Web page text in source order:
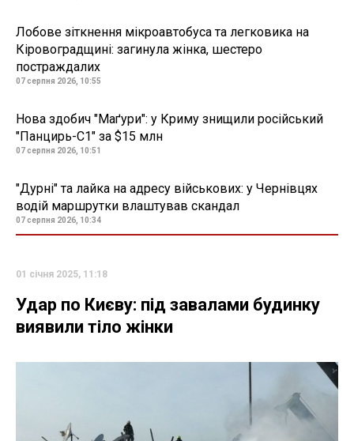
Лобове зіткнення мікроавтобуса та легковика на
Кіровоградщині: загинула жінка, шестеро
постраждалих
07 серпня 2026, 10:55
Нова здобич "Маґури": у Криму знищили російський
"Панцирь-С1" за $15 млн
07 серпня 2026, 10:51
"Дурні" та лайка на адресу військових: у Чернівцях
водій маршрутки влаштував скандал
07 серпня 2026, 10:34
01 січня 2025, 11:18
Удар по Києву: під завалами будинку
виявили тіло жінки